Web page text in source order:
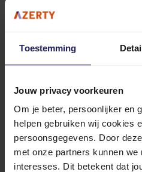
Toestemming
Jouw privacy voorkeuren
Om je beter, persoonlijker en
helpen gebruiken wij cookies
persoonsgegevens. Door
met onze partners kunnen
interesses. Dit betekent dat
Server(664)
Workstation(14)